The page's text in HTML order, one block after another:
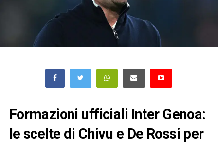
Formazioni ufficiali Inter Genoa:
le scelte di Chivu e De Rossi per